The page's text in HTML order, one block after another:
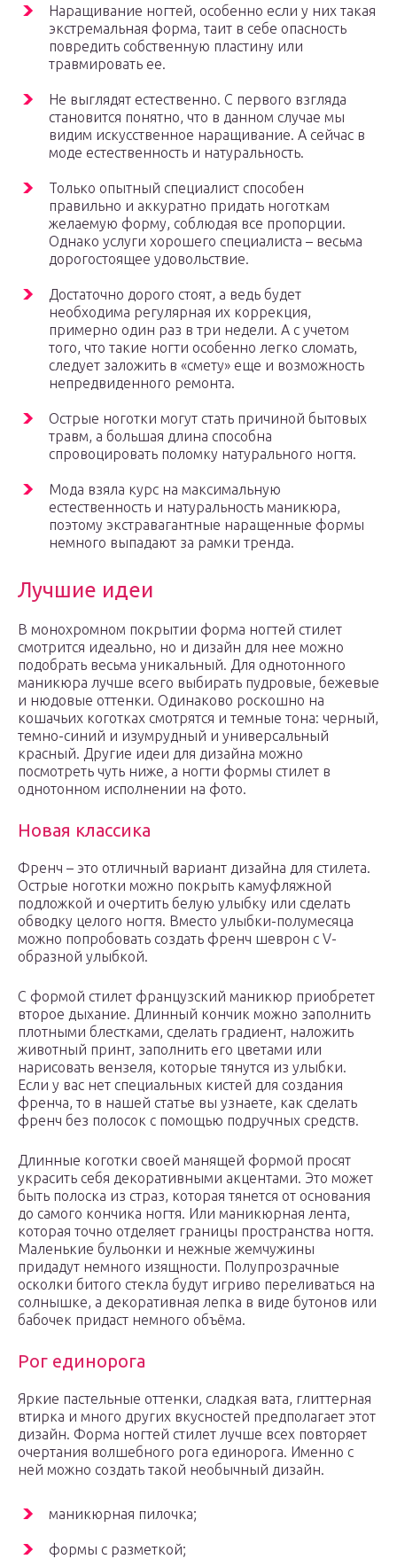
Наращивание ногтей, особенно если у них такая
экстремальная форма, таит в себе опасность
повредить собственную пластину или
травмировать ее.
Не выглядят естественно. С первого взгляда
становится понятно, что в данном случае мы
видим искусственное наращивание. А сейчас в
моде естественность и натуральность.
Только опытный специалист способен
правильно и аккуратно придать ноготкам
желаемую форму, соблюдая все пропорции.
Однако услуги хорошего специалиста – весьма
дорогостоящее удовольствие.
Достаточно дорого стоят, а ведь будет
необходима регулярная их коррекция,
примерно один раз в три недели. А с учетом
того, что такие ногти особенно легко сломать,
следует заложить в «смету» еще и возможность
непредвиденного ремонта.
Острые ноготки могут стать причиной бытовых
травм, а большая длина способна
спровоцировать поломку натурального ногтя.
Мода взяла курс на максимальную
естественность и натуральность маникюра,
поэтому экстравагантные наращенные формы
немного выпадают за рамки тренда.
Лучшие идеи
В монохромном покрытии форма ногтей стилет
смотрится идеально, но и дизайн для нее можно
подобрать весьма уникальный. Для однотонного
маникюра лучше всего выбирать пудровые, бежевые
и нюдовые оттенки. Одинаково роскошно на
кошачьих коготках смотрятся и темные тона: черный,
темно-синий и изумрудный и универсальный
красный. Другие идеи для дизайна можно
посмотреть чуть ниже, а ногти формы стилет в
однотонном исполнении на фото.
Новая классика
Френч – это отличный вариант дизайна для стилета.
Острые ноготки можно покрыть камуфляжной
подложкой и очертить белую улыбку или сделать
обводку целого ногтя. Вместо улыбки-полумесяца
можно попробовать создать френч шеврон с V-
образной улыбкой.
С формой стилет французский маникюр приобретет
второе дыхание. Длинный кончик можно заполнить
плотными блестками, сделать градиент, наложить
животный принт, заполнить его цветами или
нарисовать вензеля, которые тянутся из улыбки.
Если у вас нет специальных кистей для создания
френча, то в нашей статье вы узнаете, как сделать
френч без полосок с помощью подручных средств.
Длинные коготки своей манящей формой просят
украсить себя декоративными акцентами. Это может
быть полоска из страз, которая тянется от основания
до самого кончика ногтя. Или маникюрная лента,
которая точно отделяет границы пространства ногтя.
Маленькие бульонки и нежные жемчужины
придадут немного изящности. Полупрозрачные
осколки битого стекла будут игриво переливаться на
солнышке, а декоративная лепка в виде бутонов или
бабочек придаст немного объёма.
Рог единорога
Яркие пастельные оттенки, сладкая вата, глиттерная
втирка и много других вкусностей предполагает этот
дизайн. Форма ногтей стилет лучше всех повторяет
очертания волшебного рога единорога. Именно с
ней можно создать такой необычный дизайн.
маникюрная пилочка;
формы с разметкой;